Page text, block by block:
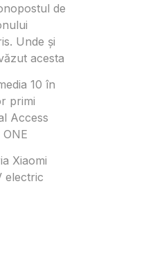
de
Unde și
acesta
10 în
primi
Access
Xiaomi
electric